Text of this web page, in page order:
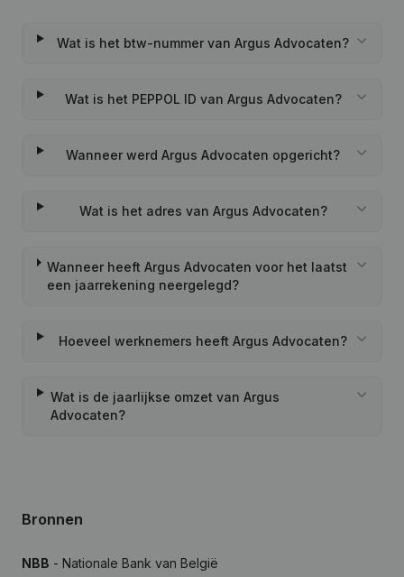
Wat is het btw-nummer van Argus Advocaten?
Wat is het PEPPOL ID van Argus Advocaten?
Wanneer werd Argus Advocaten opgericht?
Wat is het adres van Argus Advocaten?
Wanneer heeft Argus Advocaten voor het laatst
een jaarrekening neergelegd?
Hoeveel werknemers heeft Argus Advocaten?
Wat is de jaarlijkse omzet van Argus
Advocaten?
Bronnen
NBB - Nationale Bank van België